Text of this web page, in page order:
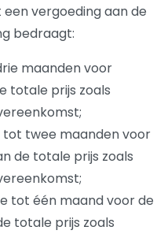
vergoeding aan de
bedraagt:
maanden voor
totale prijs zoals
tot twee maanden voor
de totale prijs zoals
tot één maand voor de
totale prijs zoals